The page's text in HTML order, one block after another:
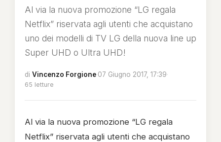
Al via la nuova promozione “LG regala
Netflix” riservata agli utenti che acquistano
uno dei modelli di TV LG della nuova line up
Super UHD o Ultra UHD!
di Vincenzo Forgione·07 Giugno 2017, 17:39·
65 letture
Al via la nuova promozione “LG regala
Netflix” riservata agli utenti che acquistano